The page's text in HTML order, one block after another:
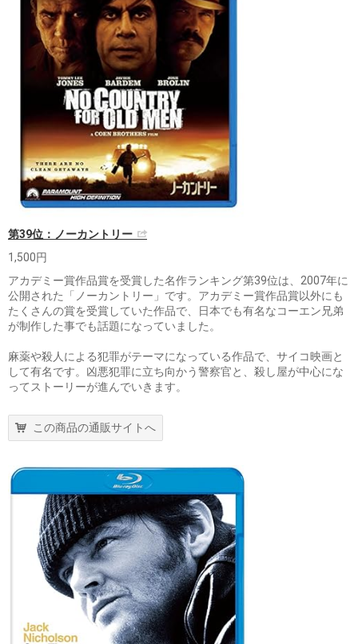
第39位：ノーカントリー
1,500円
アカデミー賞作品賞を受賞した名作ランキング第39位は、2007年に
公開された「ノーカントリー」です。アカデミー賞作品賞以外にも
たくさんの賞を受賞していた作品で、日本でも有名なコーエン兄弟
が制作した事でも話題になっていました。
麻薬や殺人による犯罪がテーマになっている作品で、サイコ映画と
して有名です。凶悪犯罪に立ち向かう警察官と、殺し屋が中心にな
ってストーリーが進んでいきます。
この商品の通販サイトへ